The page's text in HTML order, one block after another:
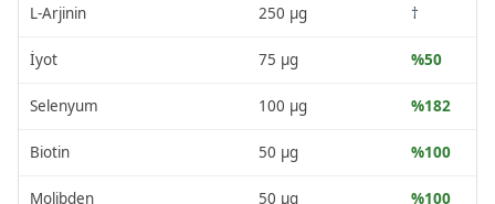
L-Arjinin 250 µg †
İyot 75 µg %50
Selenyum 100 µg %182
Biotin 50 µg %100
Molibden 50 µg %100